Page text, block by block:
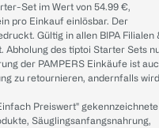
Set im Wert von 54.99 €,
pro Einkauf einlösbar. Der
Gültig in allen BIPA Filialen
Abholung des tiptoi Starter Sets
der PAMPERS Einkäufe ist
zu retournieren, andernfalls wird
Preiswert" gekennzeichnete
Säuglingsanfangsnahrung,